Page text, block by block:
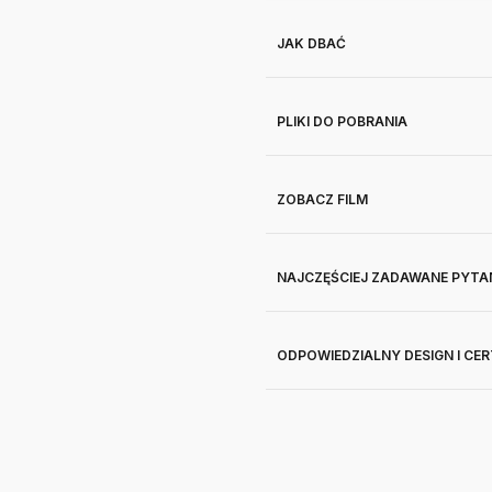
JAK DBAĆ
PLIKI DO POBRANIA
ZOBACZ FILM
NAJCZĘŚCIEJ ZADAWANE
ODPOWIEDZIALNY DESIGN I